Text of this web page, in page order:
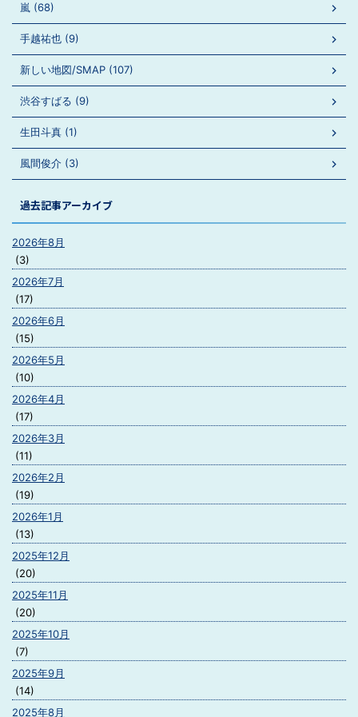
嵐 (68)
手越祐也 (9)
新しい地図/SMAP (107)
渋谷すばる (9)
生田斗真 (1)
風間俊介 (3)
過去記事アーカイブ
2026年8月
(3)
2026年7月
(17)
2026年6月
(15)
2026年5月
(10)
2026年4月
(17)
2026年3月
(11)
2026年2月
(19)
2026年1月
(13)
2025年12月
(20)
2025年11月
(20)
2025年10月
(7)
2025年9月
(14)
2025年8月